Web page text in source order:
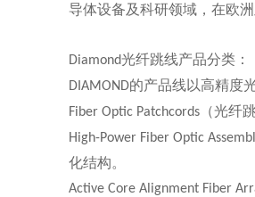
导体设备及科研领域，在欧
Diamond光纤跳线产品分类：
DIAMOND的产品线以高精度
Fiber Optic Patchcords （光纤
High-Power Fiber Optic
化结构。
Active Core Alignment Fiber